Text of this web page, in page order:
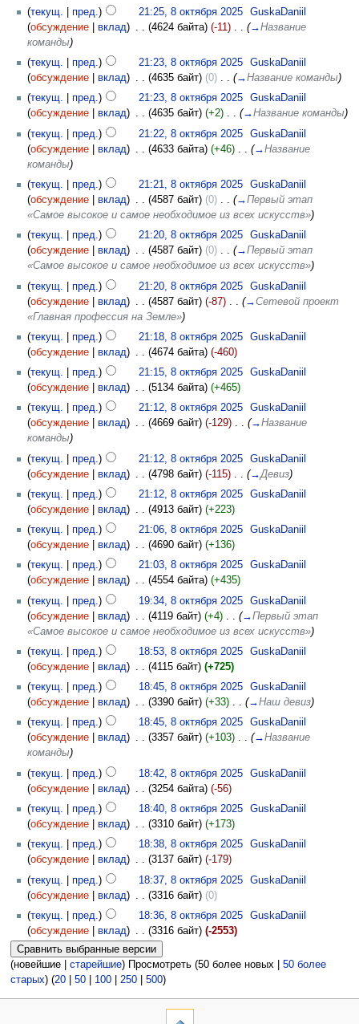
(текущ. пред.) 21:25, 8 октября 2025
GuskaDaniil
(обсуждение вклад) . . (4624 байта) (-11)‎ . . (→Название
команды)
(текущ. пред.) 21:23, 8 октября 2025
GuskaDaniil
(обсуждение вклад) . . (4635 байт) (0)‎ . . (→Название команды)
(текущ. пред.) 21:23, 8 октября 2025
GuskaDaniil
(обсуждение вклад) . . (4635 байт) (+2)‎ . . (→Название команды)
(текущ. пред. ) 21:22, 8 октября 2025
GuskaDaniil
(обсуждение вклад) (4633 байта) (+46)‎ (→Название
команды)
(текущ. пред.) 21:21, 8 октября 2025
GuskaDaniil
(обсуждение вклад) . . (4587 байт) (0)‎ . . (→Первый этап
«Самое высокое и самое необходимое из всех искусств»)
(текущ. пред.) 21:20, 8 октября 2025
GuskaDaniil
(обсуждение вклад) . . (4587 байт) (0)‎ . . (→Первый этап
«Самое высокое и самое необходимое из всех искусств»)
(текущ. пред. ) 21:20, 8 октября 2025
GuskaDaniil
(обсуждение вклад) (4587 байт) (-87)‎ (→Сетевой проект
«Главная профессия на Земле»)
(текущ. пред. ) 21:18, 8 октября 2025
GuskaDaniil
(обсуждение вклад) (4674 байта) (-460)
(текущ. пред.) 21:15, 8 октября 2025
GuskaDaniil
(обсуждение вклад) . . (5134 байта) (+465)
(текущ. пред.) 21:12, 8 октября 2025
GuskaDaniil
(обсуждение вклад) . . (4669 байт) (-129)‎ . . (→Название
команды)
(текущ. пред. ) 21:12, 8 октября 2025
GuskaDaniil
(обсуждение вклад) (4798 байт) (-115)‎ (→Девиз)
(текущ. пред.) 21:12, 8 октября 2025
GuskaDaniil
(обсуждение вклад) . . (4913 байт) (+223)
(текущ. пред.) 21:06, 8 октября 2025
GuskaDaniil
(обсуждение вклад) . . (4690 байт) (+136)
(текущ. пред.) 21:03, 8 октября 2025
GuskaDaniil
(обсуждение вклад) . . (4554 байта) (+435)
(текущ. пред. ) 19:34, 8 октября 2025
GuskaDaniil
(обсуждение вклад) (4119 байт) (+4)‎ (→Первый этап
«Самое высокое и самое необходимое из всех искусств»)
(текущ. пред.) 18:53, 8 октября 2025
GuskaDaniil
(обсуждение вклад) . . (4115 байт) (+725)
(текущ. пред.) 18:45, 8 октября 2025
GuskaDaniil
(обсуждение вклад) . . (3390 байт) (+33)‎ . . (→Наш девиз)
(текущ. пред.) 18:45, 8 октября 2025
GuskaDaniil
(обсуждение вклад) . . (3357 байт) (+103)‎ . . (→Название
команды)
(текущ. пред. ) 18:42, 8 октября 2025
GuskaDaniil
(обсуждение вклад) (3254 байта) (-56)
(текущ. пред.) 18:40, 8 октября 2025
GuskaDaniil
(обсуждение вклад) . . (3310 байт) (+173)
(текущ. пред.) 18:38, 8 октября 2025
GuskaDaniil
(обсуждение вклад) . . (3137 байт) (-179)
(текущ. пред. ) 18:37, 8 октября 2025
GuskaDaniil
(обсуждение вклад) (3316 байт) (0)
(текущ. пред. ) 18:36, 8 октября 2025
GuskaDaniil
(обсуждение вклад) (3316 байт) (-2553)
(новейшие | старейшие) Просмотреть (50 более новых | 50 более
старых) (20| 50| 100| 250| 500)